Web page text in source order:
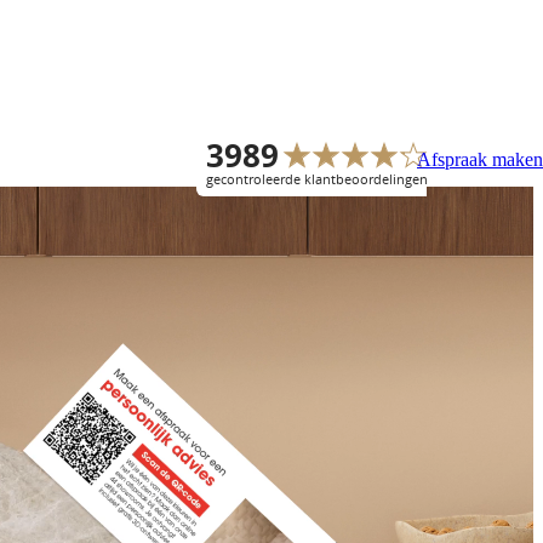
Keukenkleuren
Bijkeukens
Showroomkeukens
Afspraak maken